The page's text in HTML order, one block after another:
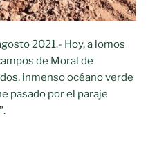
2021.- Hoy, a lomos
de Moral de
inmenso océano verde
pasado por el paraje